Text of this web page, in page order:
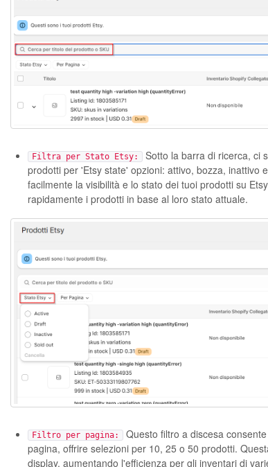
Filtra per Stato Etsy: Sotto la barra di ricerca, ci
prodotti per 'Etsy state' opzioni: attivo, bozza, inattivo
facilmente la visibilità e lo stato dei tuoi prodotti su
rapidamente i prodotti in base al loro stato attuale.
Filtro per pagina: Questo filtro a discesa
pagina, offrire selezioni per 10, 25 o 50 prodotti.
display, aumentando l'efficienza per gli inventari di